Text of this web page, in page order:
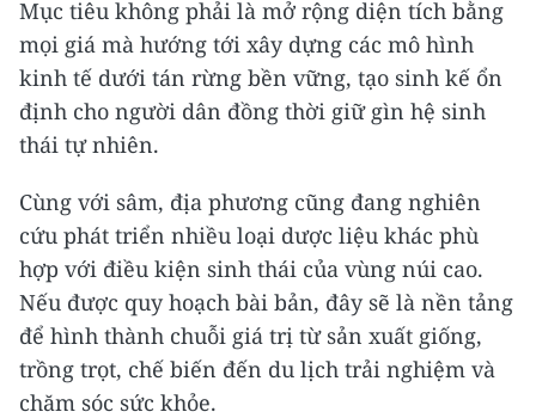
Mục tiêu không phải là mở rộng diện tích bằng
mọi giá mà hướng tới xây dựng các mô hình
kinh tế dưới tán rừng bền vững, tạo sinh kế ổn
định cho người dân đồng thời giữ gìn hệ sinh
thái tự nhiên.
Cùng với sâm, địa phương cũng đang nghiên
cứu phát triển nhiều loại dược liệu khác phù
hợp với điều kiện sinh thái của vùng núi cao.
Nếu được quy hoạch bài bản, đây sẽ là nền tảng
để hình thành chuỗi giá trị từ sản xuất giống,
trồng trọt, chế biến đến du lịch trải nghiệm và
chăm sóc sức khỏe.